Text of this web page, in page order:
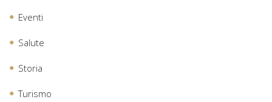
Eventi
Salute
Storia
Turismo